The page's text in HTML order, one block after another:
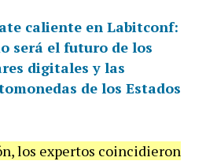
caliente en Labitconf:
será el futuro de los
digitales y las
de los Estados
los expertos coincidieron